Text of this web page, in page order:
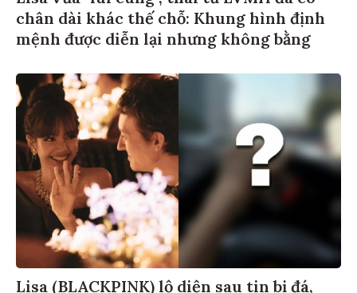
chân dài khác thế chỗ: Khung hình định
mệnh được diễn lại nhưng không bằng
Lisa (BLACKPINK) lộ diện sau tin bị đá,